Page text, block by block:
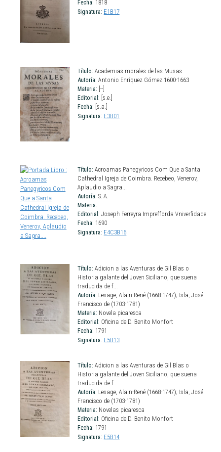
Fecha: 1818
Signatura: E1B17
Título: Academias morales de las Musas
Autoría: Antonio Enríquez Gómez 1600-1663
Materia: [--]
Editorial: [s.e.]
Fecha: [s.a.]
Signatura: E3B01
Título: Acroamas Panegyricos Com Que a Santa
Cathedral Igreja de Coimbra. Recebeo, Venerov,
Aplaudio a Sagra...
Autoría: S. A.
Materia:
Editorial: Joseph Ferreyra Imprefforda Vniverfidade
Fecha: 1690
Signatura: E4C3B16
Título: Adicion a las Aventuras de Gil Blas o
Historia galante del Joven Siciliano, que suena
traducida de f...
Autoría: Lesage, Alain-René (1668-1747); Isla, José
Francisco de (1703-1781)
Materia: Novela picaresca
Editorial: Oficina de D. Benito Monfort
Fecha: 1791
Signatura: E5B13
Título: Adicion a las Aventuras de Gil Blas o
Historia galante del Joven Siciliano, que suena
traducida de f...
Autoría: Lesage, Alain-René (1668-1747); Isla, José
Francisco de (1703-1781)
Materia: Novelas picaresca
Editorial: Oficina de D. Benito Monfort
Fecha: 1791
Signatura: E5B14